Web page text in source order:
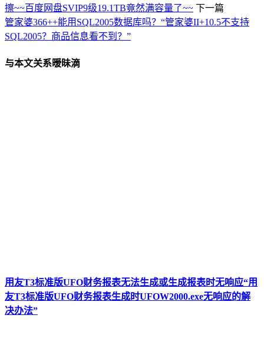
擦~~百度网盘SVIP9级19.1TB竟然满容量了~~ 下一篇
管家婆366++能用SQL2005数据库吗？“管家婆II+10.5不支持
SQL2005？商品信息看不到？”
与本文关系暧昧滴
用友T3标准版UFO财务报表无法生成或生成报表时无响应“用
友T3标准版UFO财务报表生成时UFOW2000.exe无响应的解
决办法”